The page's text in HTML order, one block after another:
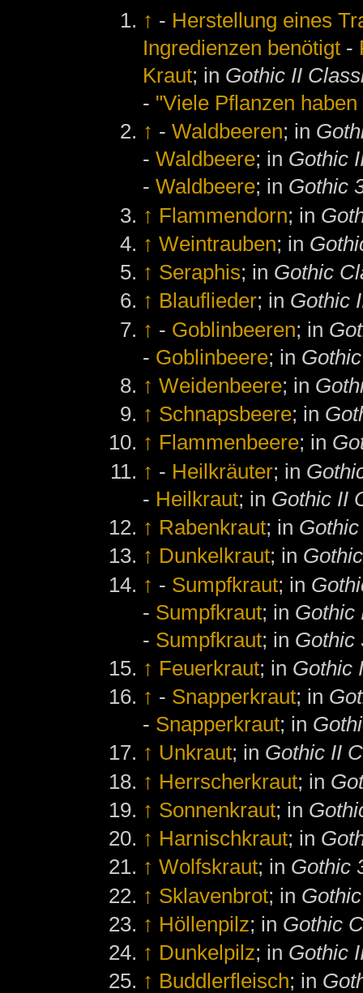
↑ - Herstellung eines
Ingredienzen benötigt -
Kraut; in Gothic II
- "Viele Pflanzen
↑ -Waldbeeren; in
-Waldbeere; in Gothic
-Waldbeere; in Gothic
↑ Flammendorn; in
↑ Weintrauben; in
↑ Seraphis; in Gothic
↑ Blauflieder; in Gothic
↑ - Goblinbeeren; in
- Goblinbeere; in
↑ Weidenbeere; in
↑ Schnapsbeere; in
↑ Flammenbeere; in
↑ - Heilkräuter; in
- Heilkraut; in Gothic II
↑ Rabenkraut; in
↑ Dunkelkraut; in
↑ - Sumpfkraut; in
- Sumpfkraut; in Gothic
- Sumpfkraut; in Gothic
↑ Feuerkraut; in Gothic
↑ - Snapperkraut; in
- Snapperkraut; in
↑ Unkraut; in Gothic II
↑ Herrscherkraut; in
↑ Sonnenkraut; in
↑ Harnischkraut; in
↑ Wolfskraut; in Gothic
↑ Sklavenbrot; in
↑ Höllenpilz; in Gothic
↑ Dunkelpilz; in Gothic
↑ Buddlerfleisch; in